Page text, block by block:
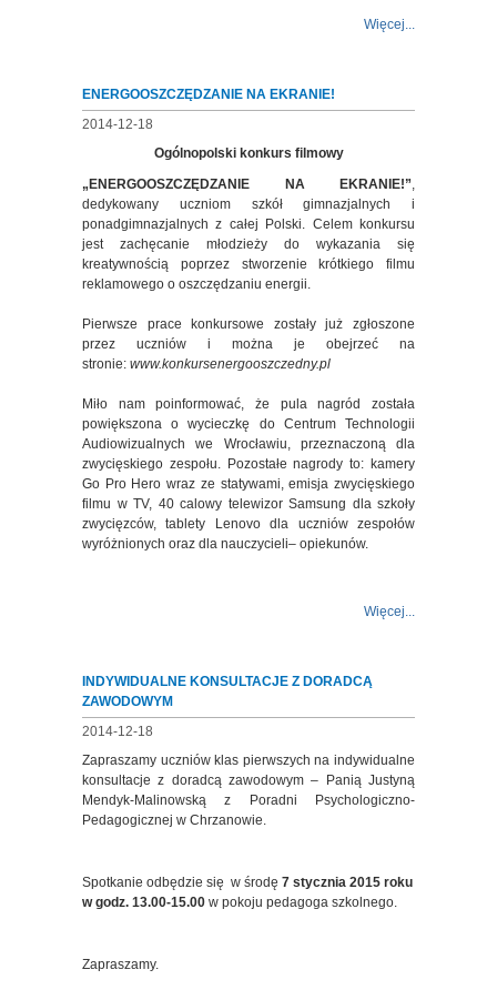
Więcej...
ENERGOOSZCZĘDZANIE NA EKRANIE!
2014-12-18
Ogólnopolski konkurs filmowy
„ENERGOOSZCZĘDZANIE NA EKRANIE!”,
dedykowany uczniom szkół gimnazjalnych i
ponadgimnazjalnych z całej Polski. Celem konkursu
jest zachęcanie młodzieży do wykazania się
kreatywnością poprzez stworzenie krótkiego filmu
reklamowego o oszczędzaniu energii.
Pierwsze prace konkursowe zostały już zgłoszone
przez uczniów i można je obejrzeć na
stronie: www.konkursenergooszczedny.pl
Miło nam poinformować, że pula nagród została
powiększona o wycieczkę do Centrum Technologii
Audiowizualnych we Wrocławiu, przeznaczoną dla
zwycięskiego zespołu. Pozostałe nagrody to: kamery
Go Pro Hero wraz ze statywami, emisja zwycięskiego
filmu w TV, 40 calowy telewizor Samsung dla szkoły
zwycięzców, tablety Lenovo dla uczniów zespołów
wyróżnionych oraz dla nauczycieli– opiekunów.
Więcej...
INDYWIDUALNE KONSULTACJE Z DORADCĄ
ZAWODOWYM
2014-12-18
Zapraszamy uczniów klas pierwszych na indywidualne
konsultacje z doradcą zawodowym – Panią Justyną
Mendyk-Malinowską z Poradni Psychologiczno-
Pedagogicznej w Chrzanowie.
Spotkanie odbędzie się w środę 7 stycznia 2015 roku
w godz. 13.00-15.00 w pokoju pedagoga szkolnego.
Zapraszamy.